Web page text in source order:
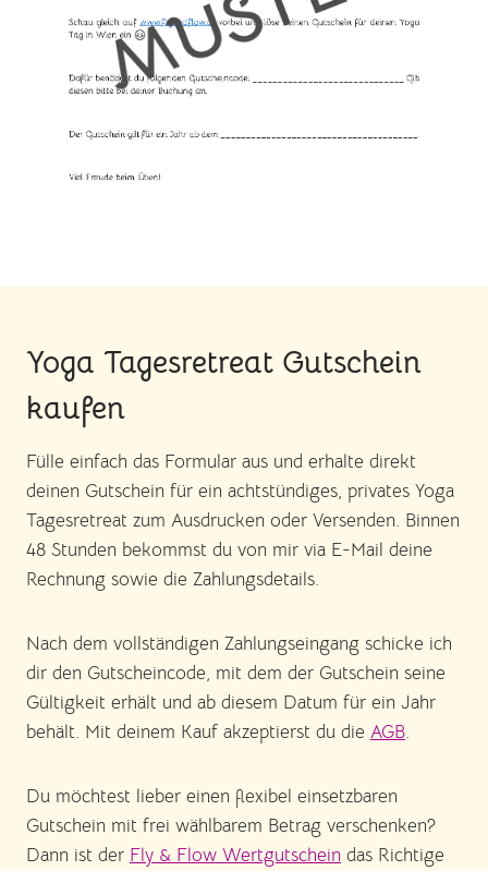
Yoga Tagesretreat Gutschein
kaufen
Fülle einfach das Formular aus und erhalte direkt
deinen Gutschein für ein achtstündiges, privates Yoga
Tagesretreat zum Ausdrucken oder Versenden. Binnen
48 Stunden bekommst du von mir via E-Mail deine
Rechnung sowie die Zahlungsdetails.
Nach dem vollständigen Zahlungseingang schicke ich
dir den Gutscheincode, mit dem der Gutschein seine
Gültigkeit erhält und ab diesem Datum für ein Jahr
behält. Mit deinem Kauf akzeptierst du die AGB.
Du möchtest lieber einen flexibel einsetzbaren
Gutschein mit frei wählbarem Betrag verschenken?
Dann ist der Fly & Flow Wertgutschein das Richtige